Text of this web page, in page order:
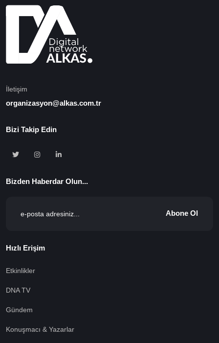
İletişim
organizasyon@alkas.com.tr
Bizi Takip Edin
Bizden Haberdar Olun...
Abone Ol
Hızlı Erişim
Etkinlikler
DNA TV
Gündem
Konuşmacı & Yazarlar